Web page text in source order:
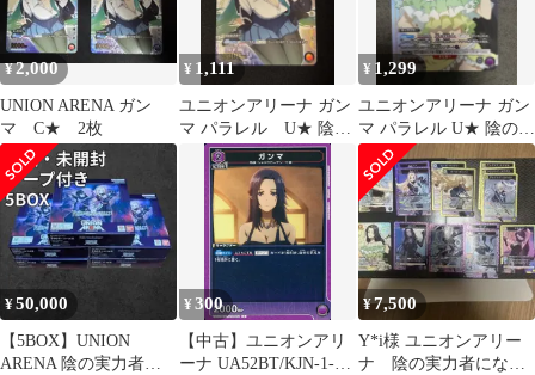
¥2,000
UNION ARENA ガン
マ C★ 2枚
¥ 1,111
ユニオンアリーナ ガン
マ パラレル U★ 陰の
実力者になりたくて
¥ 1,299
ユニオンアリーナ ガン
マ パラレル U★ 陰の実
力者になりたくて！
¥50,000
【5BOX】UNION
ARENA 陰の実力者に
¥300
【中古】ユニオンアリ
ーナ UA52BT/KJN-1-
¥7,500
Y*i様 ユニオンアリー
ナ 陰の実力者になり